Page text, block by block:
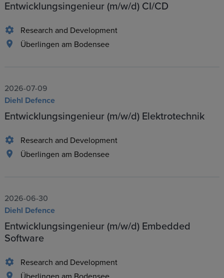
Entwicklungsingenieur (m/w/d) CI/CD
Research and Development
Überlingen am Bodensee
2026-07-09
Diehl Defence
Entwicklungsingenieur (m/w/d) Elektrotechnik
Research and Development
Überlingen am Bodensee
2026-06-30
Diehl Defence
Entwicklungsingenieur (m/w/d) Embedded
Software
Research and Development